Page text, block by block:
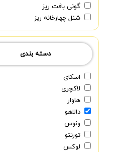
گونی بافت ریز
شنل چهارخانه ریز
دسته بندی
اسکای
لاکچری
هاوار
دالاهو
ونوس
تورنتو
لوکس